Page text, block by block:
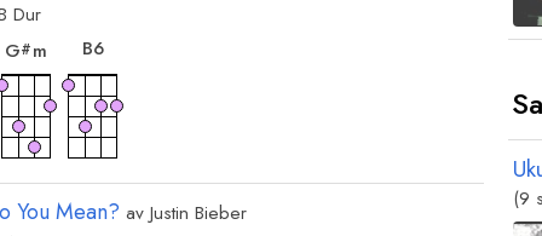
Dur
G#m
B6
You Mean? av Justin Bieber
(9